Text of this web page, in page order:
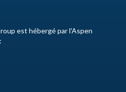
est hébergé par l'Aspen